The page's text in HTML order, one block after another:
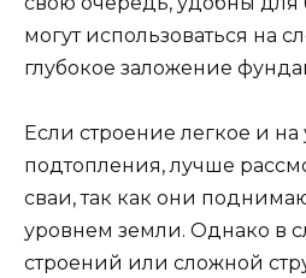
могут использоваться на
глубокое заложение
Если строение легкое и на
подтопления, лучше
сваи, так как они
уровнем земли. Однако в
строений или сложной